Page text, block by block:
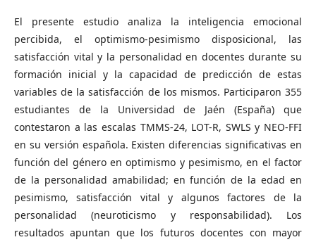
El presente estudio analiza la inteligencia emocional
percibida, el optimismo-pesimismo disposicional, las
satisfacción vital y la personalidad en docentes durante su
formación inicial y la capacidad de predicción de estas
variables de la satisfacción de los mismos. Participaron 355
estudiantes de la Universidad de Jaén (España) que
contestaron a las escalas TMMS-24, LOT-R, SWLS y NEO-FFI
en su versión española. Existen diferencias significativas en
función del género en optimismo y pesimismo, en el factor
de la personalidad amabilidad; en función de la edad en
pesimismo, satisfacción vital y algunos factores de la
personalidad (neuroticismo y responsabilidad). Los
resultados apuntan que los futuros docentes con mayor